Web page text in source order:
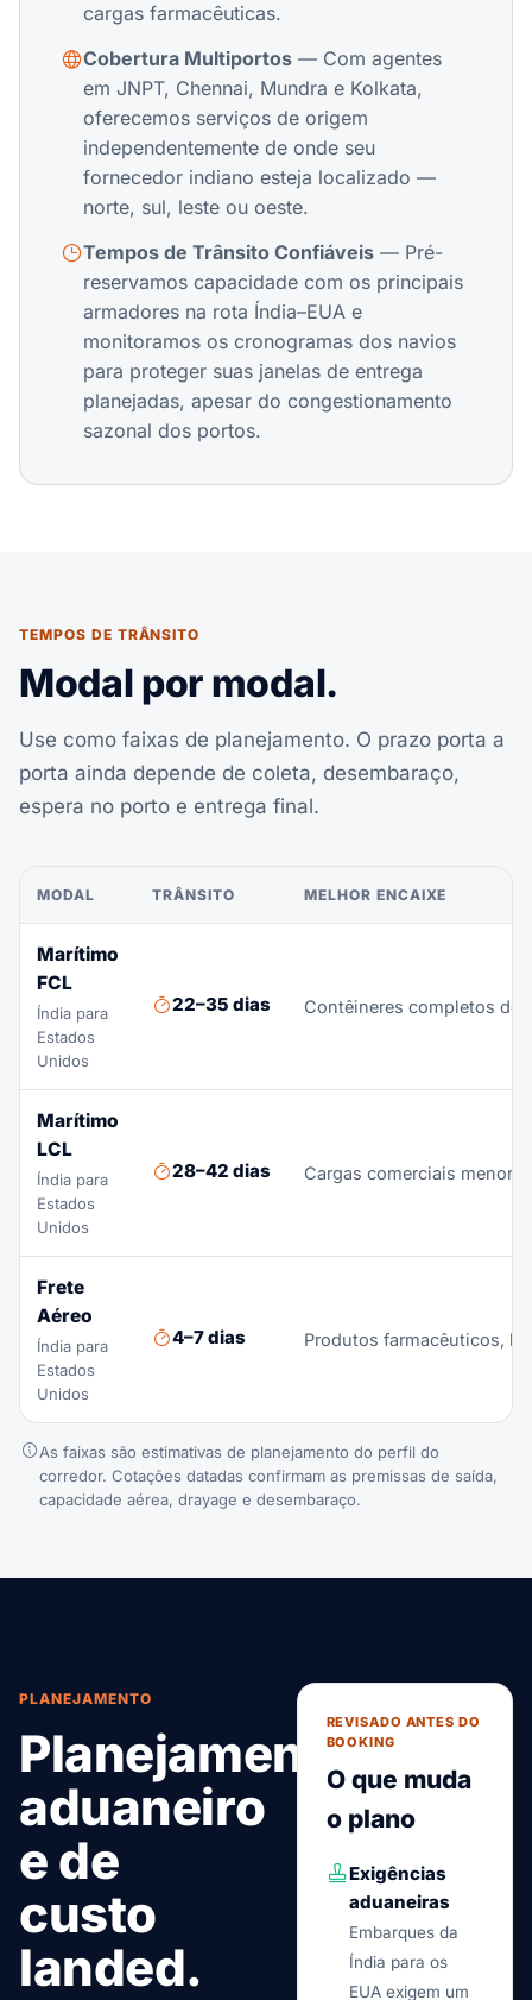
cargas farmacêuticas.
Cobertura Multiportos — Com agentes
em JNPT, Chennai, Mundra e Kolkata,
oferecemos serviços de origem
independentemente de onde seu
fornecedor indiano esteja localizado —
norte, sul, leste ou oeste.
Tempos de Trânsito Confiáveis — Pré-
reservamos capacidade com os principais
armadores na rota Índia–EUA e
monitoramos os cronogramas dos navios
para proteger suas janelas de entrega
planejadas, apesar do congestionamento
sazonal dos portos.
TEMPOS DE TRÂNSITO
Modal por modal.
Use como faixas de planejamento. O prazo porta a
porta ainda depende de coleta, desembaraço,
espera no porto e entrega final.
MODAL TRÂNSITO MELHOR ENCAIXE
Marítimo
FCL
Índia para
Estados
Unidos
22–35 dias Contêineres completos de
Marítimo
LCL
Índia para
Estados
Unidos
28–42 dias Cargas comerciais
Frete
Aéreo
Índia para
Estados
Unidos
4–7 dias Produtos farmacêuticos,
As faixas são estimativas de planejamento do perfil do
corredor. Cotações datadas confirmam as premissas de saída,
capacidade aérea, drayage e desembaraço.
PLANEJAMENTO
Planejamento
aduaneiro
e de
custo
landed.
REVISADO ANTES DO
BOOKING
O que muda
o plano
Exigências
aduaneiras
Embarques da
Índia para os
EUA exigem um